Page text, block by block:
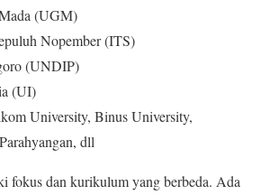
(UGM)
Nopember (ITS)
(UNDIP)
(UI)
University, Binus University,
dll
fokus dan kurikulum yang berbeda. Ada